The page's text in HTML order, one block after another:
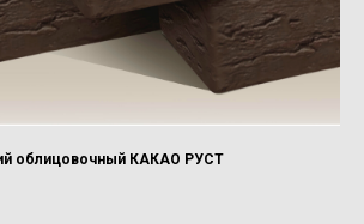
облицовочный КАКАО РУСТ